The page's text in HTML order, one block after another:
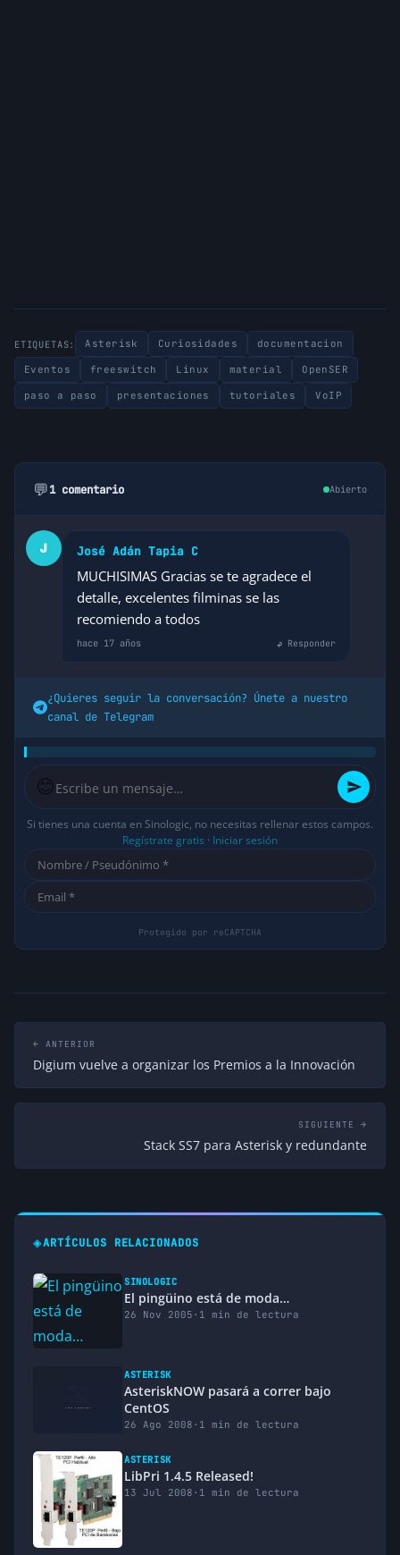
ETIQUETAS: Asterisk Curiosidades documentacion
Eventos freeswitch Linux material OpenSER
paso a paso presentaciones tutoriales VoIP
💬1 comentario Abierto
José Adán Tapia C
MUCHISIMAS Gracias se te agradece el
detalle, excelentes filminas se las
recomiendo a todos
hace 17 años ↩ Responder
¿Quieres seguir la conversación? Únete a nuestro
canal de Telegram
😊
Si tienes una cuenta en Sinologic, no necesitas rellenar estos campos.
Regístrate gratis · Iniciar sesión
← ANTERIOR
Digium vuelve a organizar los Premios a la Innovación
SIGUIENTE →
Stack SS7 para Asterisk y redundante
◈ARTÍCULOS RELACIONADOS
SINOLOGIC
El pingüino está de moda…
26 Nov 2005 · 1 min de lectura
ASTERISK
AsteriskNOW pasará a correr bajo
CentOS
26 Ago 2008 · 1 min de lectura
ASTERISK
LibPri 1.4.5 Released!
13 Jul 2008 · 1 min de lectura